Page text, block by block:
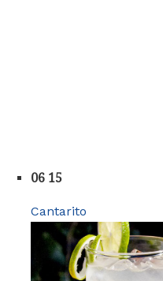
06 15
Cantarito